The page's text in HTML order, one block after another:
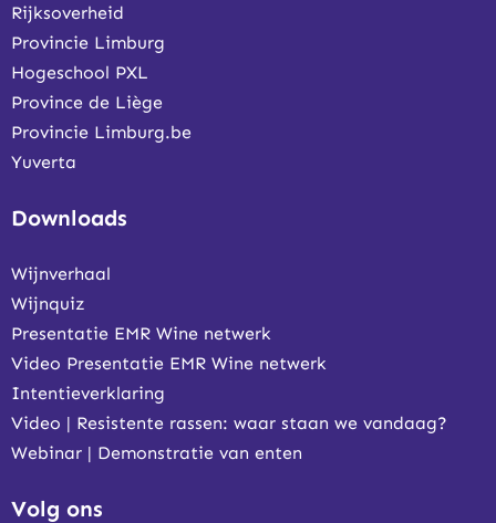
Rijksoverheid
Provincie Limburg
Hogeschool PXL
Province de Liège
Provincie Limburg.be
Yuverta
Downloads
Wijnverhaal
Wijnquiz
Presentatie EMR Wine netwerk
Video Presentatie EMR Wine netwerk
Intentieverklaring
Video | Resistente rassen: waar staan we vandaag?
Webinar | Demonstratie van enten
Volg ons